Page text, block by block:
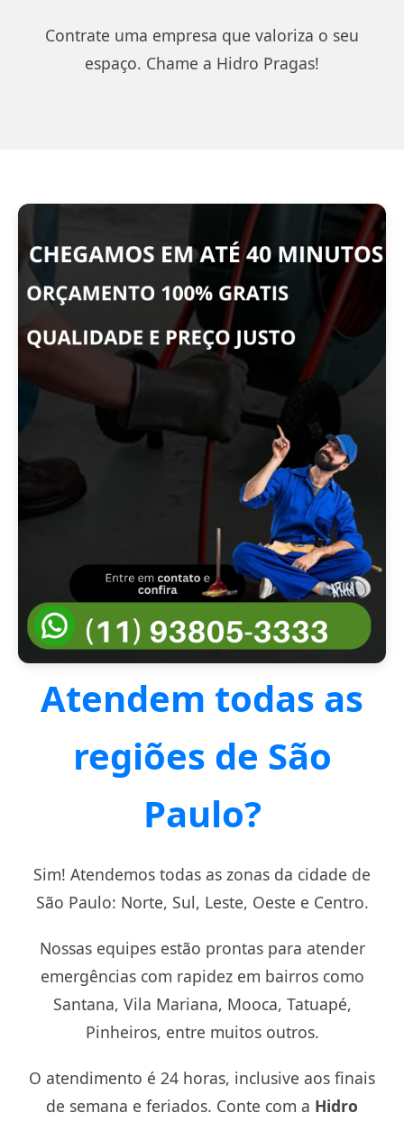
Contrate uma empresa que valoriza o seu
espaço. Chame a Hidro Pragas!
Atendem todas as
regiões de São
Paulo?
Sim! Atendemos todas as zonas da cidade de
São Paulo: Norte, Sul, Leste, Oeste e Centro.
Nossas equipes estão prontas para atender
emergências com rapidez em bairros como
Santana, Vila Mariana, Mooca, Tatuapé,
Pinheiros, entre muitos outros.
O atendimento é 24 horas, inclusive aos finais
de semana e feriados. Conte com a Hidro